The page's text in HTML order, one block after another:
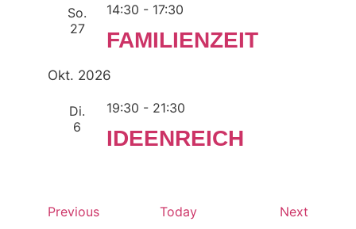
So.
27
14:30 - 17:30
FAMILIENZEIT
Okt. 2026
Di.
6
19:30 - 21:30
IDEENREICH
PreviousEvents Today Next